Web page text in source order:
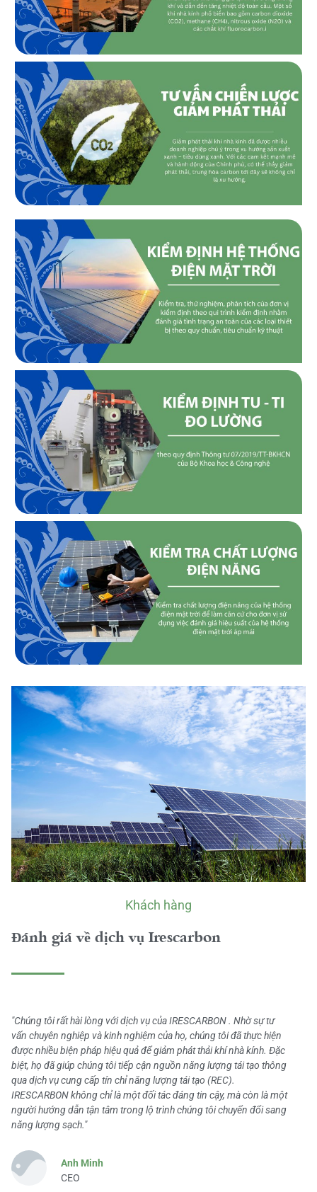
Khách hàng
Đánh giá về dịch vụ Irescarbon
"Chúng tôi rất hài lòng với dịch vụ của IRESCARBON . Nhờ sự tư
vấn chuyên nghiệp và kinh nghiệm của họ, chúng tôi đã thực hiện
được nhiều biện pháp hiệu quả để giảm phát thải khí nhà kính. Đặc
biệt, họ đã giúp chúng tôi tiếp cận nguồn năng lượng tái tạo thông
qua dịch vụ cung cấp tín chỉ năng lượng tái tạo (REC).
IRESCARBON không chỉ là một đối tác đáng tin cậy, mà còn là một
người hướng dẫn tận tâm trong lộ trình chúng tôi chuyển đổi sang
năng lượng sạch."
Anh Minh
CEO